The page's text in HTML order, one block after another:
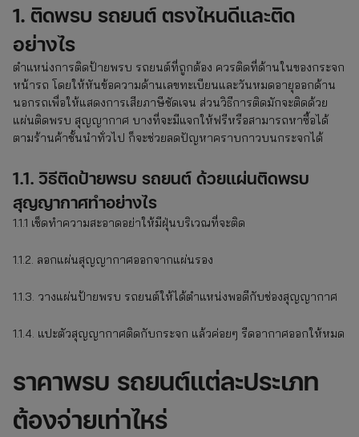
1. ติดพรบ รถยนต์ ตรงไหนดีและติด
อย่างไร
ตำแหน่งการติดป้ายพรบ รถยนต์ที่ถูกต้อง ควรติดที่ด้านในของกระจก
หน้ารถ โดยให้หันข้อความด้านเลขทะเบียนและวันหมดอายุออกด้าน
นอกรถเพื่อให้แสดงการเสียภาษีชัดเจน ส่วนวิธีการติดมักจะติดด้วย
แผ่นติดพรบ สุญญากาศ บางที่จะมีแจกให้ฟรีหรือสามารถหาซื้อได้
ตามร้านค้าชั้นนำทั่วไป ก็จะช่วยลดปัญหาคราบกาวบนกระจกได้
1.1. วิธีติดป้ายพรบ รถยนต์ ด้วยแผ่นติดพรบ
สุญญากาศทำอย่างไร
1.1.1 เช็ดทำความสะอาดอย่าให้มีฝุ่นบริเวณที่จะติด
1.1.2. ลอกแผ่นสุญญากาศออกจากแผ่นรอง
1.1.3. วางแผ่นป้ายพรบ รถยนต์ให้ได้ตำแหน่งพอดีกับช่องสุญญากาศ
1.1.4. แปะตัวสุญญากาศติดกับกระจก แล้วค่อยๆ รีดอากาศออกให้หมด
ราคาพรบ รถยนต์แต่ละประเภท
ต้องจ่ายเท่าไหร่